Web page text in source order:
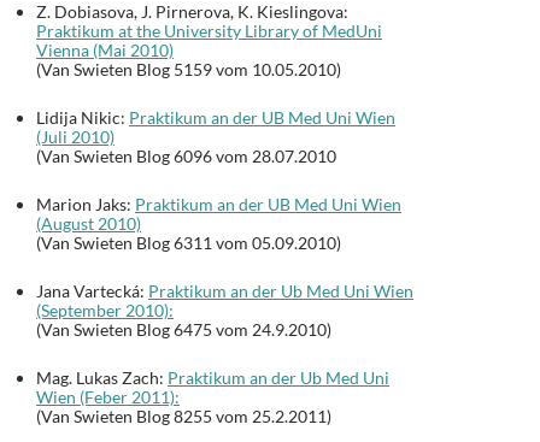
Z. Dobiasova, J. Pirnerova, K. Kieslingova:
Praktikum at the University Library of MedUni
Vienna (Mai 2010)
(Van Swieten Blog 5159 vom 10.05.2010)
Lidija Nikic: Praktikum an der UB Med Uni Wien
(Juli 2010)
(Van Swieten Blog 6096 vom 28.07.2010
Marion Jaks: Praktikum an der UB Med Uni Wien
(August 2010)
(Van Swieten Blog 6311 vom 05.09.2010)
Jana Vartecká: Praktikum an der Ub Med Uni Wien
(September 2010):
(Van Swieten Blog 6475 vom 24.9.2010)
Mag. Lukas Zach: Praktikum an der Ub Med Uni
Wien (Feber 2011):
(Van Swieten Blog 8255 vom 25.2.2011)